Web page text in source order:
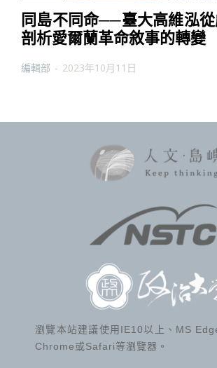
同島不同命──臺大高維泓從
剖析愛爾蘭革命敘事的轉變
編輯部 - 2023年10月11日
瀏覽本站建議使用IE10以上、MS
Chrome或Safari等瀏覽器。